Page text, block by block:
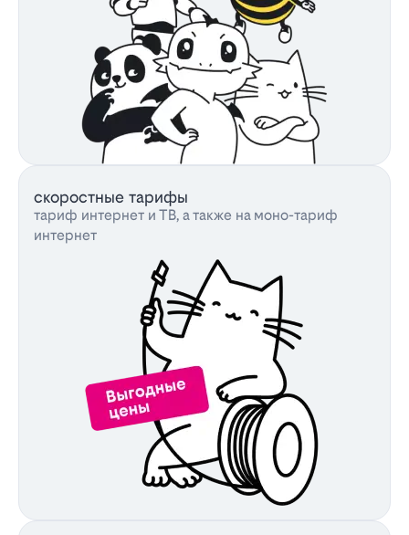
скоростные тарифы
тариф интернет и ТВ, а также на моно-тариф
интернет